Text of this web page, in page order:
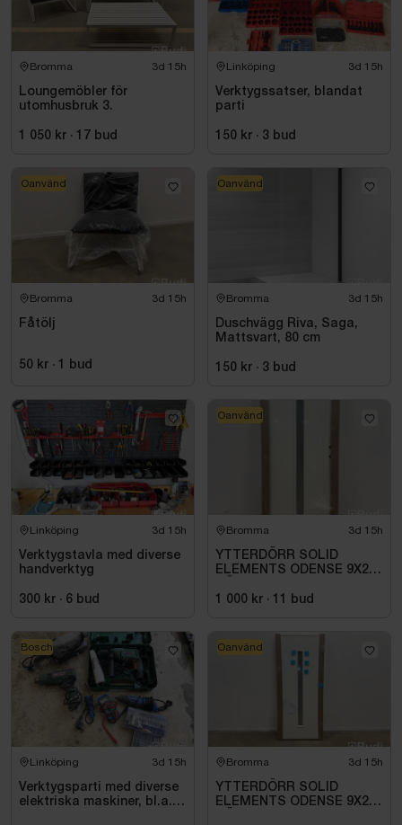
Bromma 3d 15h
Loungemöbler för
utomhusbruk 3.
1 050 kr · 17 bud
Linköping 3d 15h
Verktygssatser, blandat
parti
150 kr · 3 bud
Bromma 3d 15h
Fåtölj
50 kr · 1 bud
Oanvänd
Bromma 3d 15h
Duschvägg Riva, Saga,
Mattsvart, 80 cm
150 kr · 3 bud
Oanvänd
Linköping 3d 15h
Verktygstavla med diverse
handverktyg
300 kr · 6 bud
Bromma 3d 15h
YTTERDÖRR SOLID
ELEMENTS ODENSE 9X21
1 000 kr · 11 bud
Oanvänd
Linköping 3d 15h
Verktygsparti med diverse
elektriska maskiner, bl.a.
Bosch
Bromma 3d 15h
YTTERDÖRR SOLID
ELEMENTS ODENSE 9X20
Oanvänd